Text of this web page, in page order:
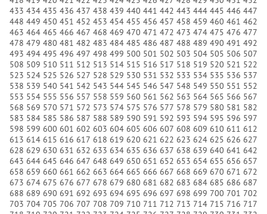
433 434 435 436 437 438 439 440 441 442 443 444 445 446 447
448 449 450 451 452 453 454 455 456 457 458 459 460 461 462
463 464 465 466 467 468 469 470 471 472 473 474 475 476 477
478 479 480 481 482 483 484 485 486 487 488 489 490 491 492
493 494 495 496 497 498 499 500 501 502 503 504 505 506 507
508 509 510 511 512 513 514 515 516 517 518 519 520 521 522
523 524 525 526 527 528 529 530 531 532 533 534 535 536 537
538 539 540 541 542 543 544 545 546 547 548 549 550 551 552
553 554 555 556 557 558 559 560 561 562 563 564 565 566 567
568 569 570 571 572 573 574 575 576 577 578 579 580 581 582
583 584 585 586 587 588 589 590 591 592 593 594 595 596 597
598 599 600 601 602 603 604 605 606 607 608 609 610 611 612
613 614 615 616 617 618 619 620 621 622 623 624 625 626 627
628 629 630 631 632 633 634 635 636 637 638 639 640 641 642
643 644 645 646 647 648 649 650 651 652 653 654 655 656 657
658 659 660 661 662 663 664 665 666 667 668 669 670 671 672
673 674 675 676 677 678 679 680 681 682 683 684 685 686 687
688 689 690 691 692 693 694 695 696 697 698 699 700 701 702
703 704 705 706 707 708 709 710 711 712 713 714 715 716 717